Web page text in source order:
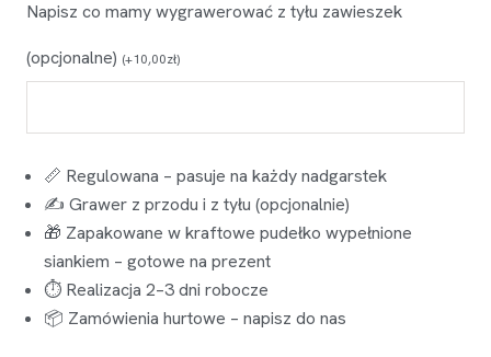
Napisz co mamy wygrawerować z tyłu zawieszek
(opcjonalne) (+10,00zł)
📏 Regulowana – pasuje na każdy nadgarstek
✍️ Grawer z przodu i z tyłu (opcjonalnie)
🎁 Zapakowane w kraftowe pudełko wypełnione
siankiem – gotowe na prezent
⏱ Realizacja 2–3 dni robocze
📦 Zamówienia hurtowe – napisz do nas